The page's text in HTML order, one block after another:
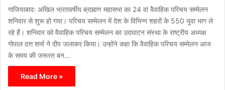
गाजियाबादः अखिल भारतवर्षीय ब्राह्मण महासभा का 24 वां वैवाहिक परिचय सम्मेलन
शनिवार से शुरू हो गया। परिचय सम्मेलन में देश के विभिन्न शहरों के 550 युवा भाग ले
रहे हैं। शनिवार को वैवाहिक परिचय सम्मेलन का उदघाटन संस्था के राष्ट्रीय अध्यक्ष
गोपाल दत्त शर्मा ने दीप जलाकर किया। उन्होंने कहा कि वैवाहिक परिचय सम्मेलन आज
के समय की जरूरत बन…
Read More »